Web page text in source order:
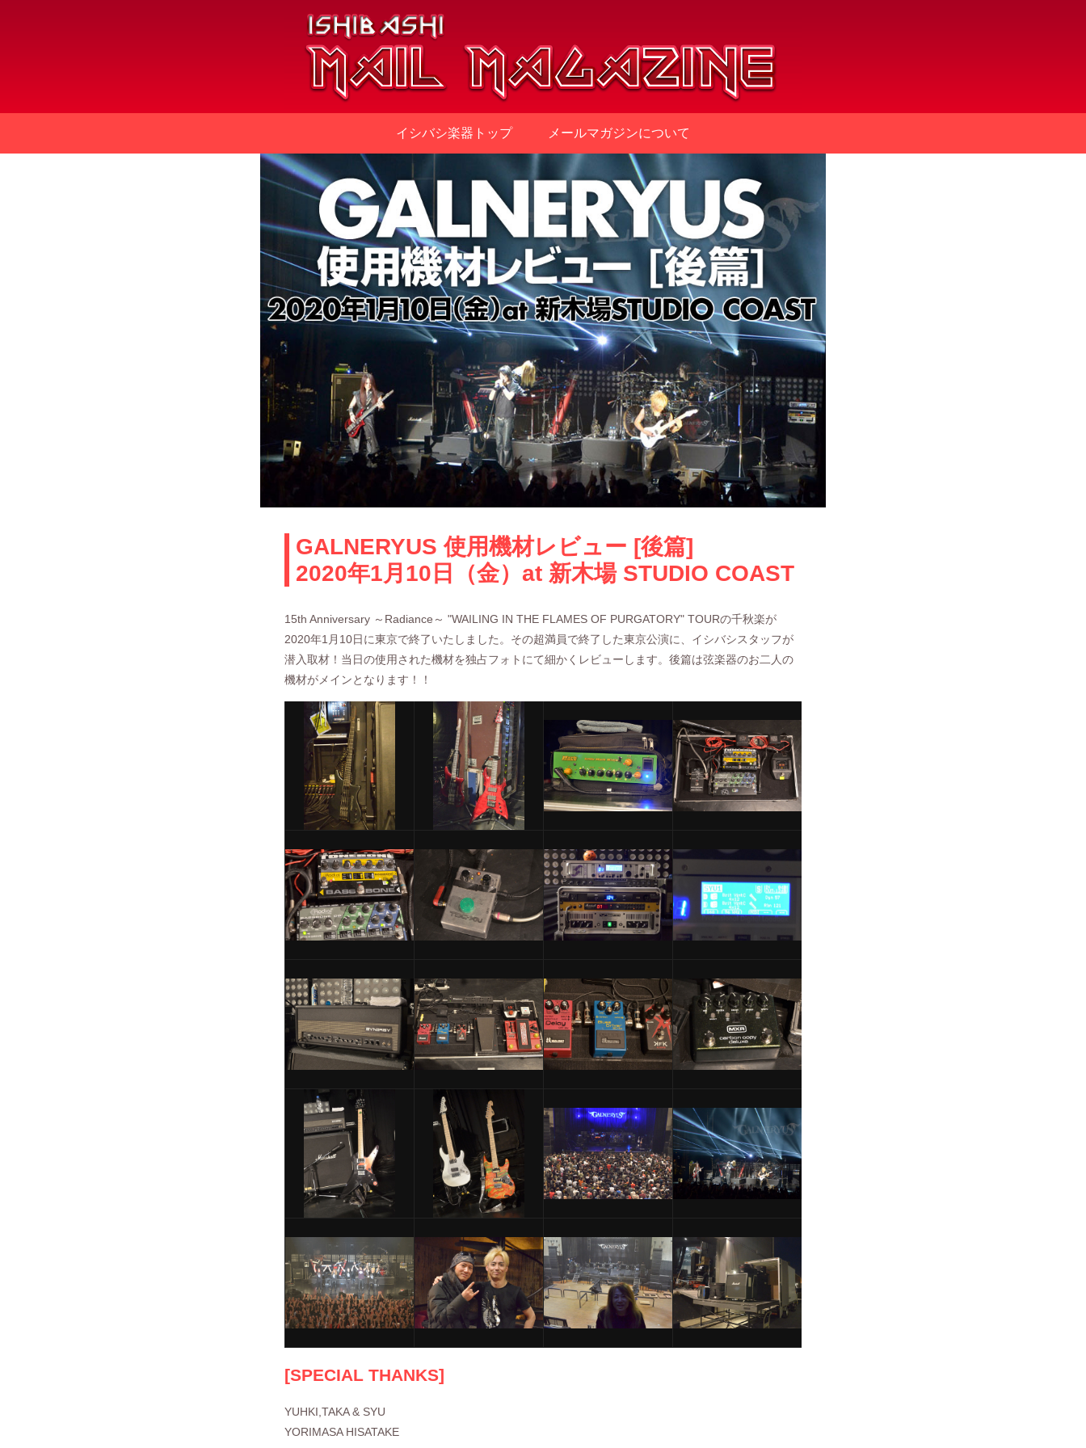
イシバシ楽器トップ メールマガジンについて
GALNERYUS 使用機材レビュー [後篇]
2020年1月10日（金）at 新木場 STUDIO COAST
15th Anniversary ～Radiance～ "WAILING IN THE FLAMES OF PURGATORY" TOURの千秋楽が
2020年1月10日に東京で終了いたしました。その超満員で終了した東京公演に、イシバシスタッフが
潜入取材！当日の使用された機材を独占フォトにて細かくレビューします。後篇は弦楽器のお二人の
機材がメインとなります！！
[SPECIAL THANKS]
YUHKI,TAKA & SYU
YORIMASA HISATAKE